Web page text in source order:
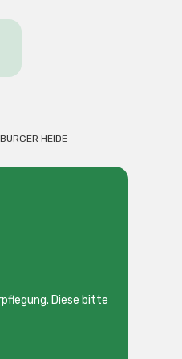
HEIDE
Diese bitte